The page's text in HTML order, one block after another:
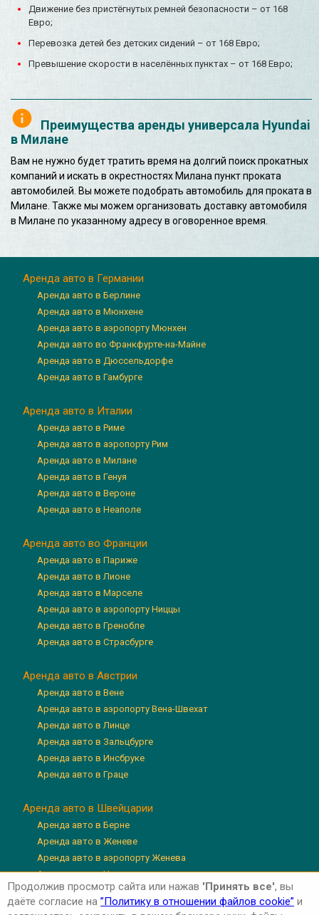
Движение без пристёгнутых ремней безопасности – от 168
Евро;
Перевозка детей без детских сидений – от 168 Евро;
Превышение скорости в населённых пунктах – от 168 Евро;
Преимущества аренды универсала Hyundai
в Милане
Вам не нужно будет тратить время на долгий поиск прокатных
компаний и искать в окрестностях Милана пункт проката
автомобилей. Вы можете подобрать автомобиль для проката в
Милане. Также мы можем организовать доставку автомобиля
в Милане по указанному адресу в оговоренное время.
Аренда авто в Германии
Аренда авто в Берлине
Аренда авто в Мюнхене
Аренда авто в аэропорту Мюнхен
Аренда авто во Франкфурте-на-Майне
Аренда авто в Дюссельдорфе
Аренда авто в Гамбурге
Аренда авто в Италии
Аренда авто в Риме
Аренда авто в аэропорту Рим
Аренда авто в Милане
Аренда авто в Генуя
Аренда авто в Вероне
Аренда авто в Неаполе
Аренда авто во Франции
Аренда авто в Париже
Аренда авто в Лионе
Аренда авто в Марселе
Аренда авто в аэропорту Ниццы
Аренда авто в Гренобле
Аренда авто в Страсбурге
Аренда авто в Австрии
Аренда авто в Вене
Аренда авто в аэропорту Вена-Швехат
Аренда авто в Линце
Аренда авто в Зальцбурге
Аренда авто в Инсбруке
Аренда авто в Граце
Аренда авто в Швейцарии
Аренда авто в Берне
Аренда авто в Женеве
Аренда авто в аэропорту Женева
Аренда авто в Цюрихе
Аренда авто в аэропорту Цюрих
Аренда авто в Люцерне
Продолжив просмотр сайта или нажав 'Принять все', вы
даёте согласие на ”Политику в отношении файлов cookie” и